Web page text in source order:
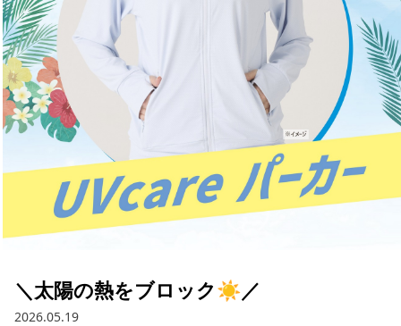
採用情報
お問い合わせ
Contact us in English
＼太陽の熱をブロック☀／
2026.05.19